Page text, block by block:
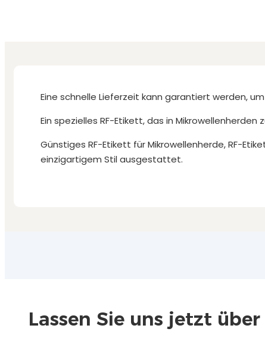
Eine schnelle Lieferzeit kann garantiert werden,
Ein spezielles RF-Etikett, das in
Günstiges RF-Etikett für Mikrowellenherde, RF-
einzigartigem Stil ausgestattet.
Lassen Sie uns jetzt